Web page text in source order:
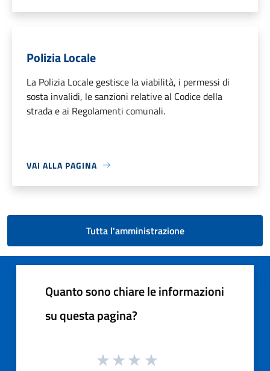
Polizia Locale
La Polizia Locale gestisce la viabilità, i permessi di
sosta invalidi, le sanzioni relative al Codice della
strada e ai Regolamenti comunali.
VAI ALLA PAGINA
Tutta l'amministrazione
Quanto sono chiare le informazioni
su questa pagina?